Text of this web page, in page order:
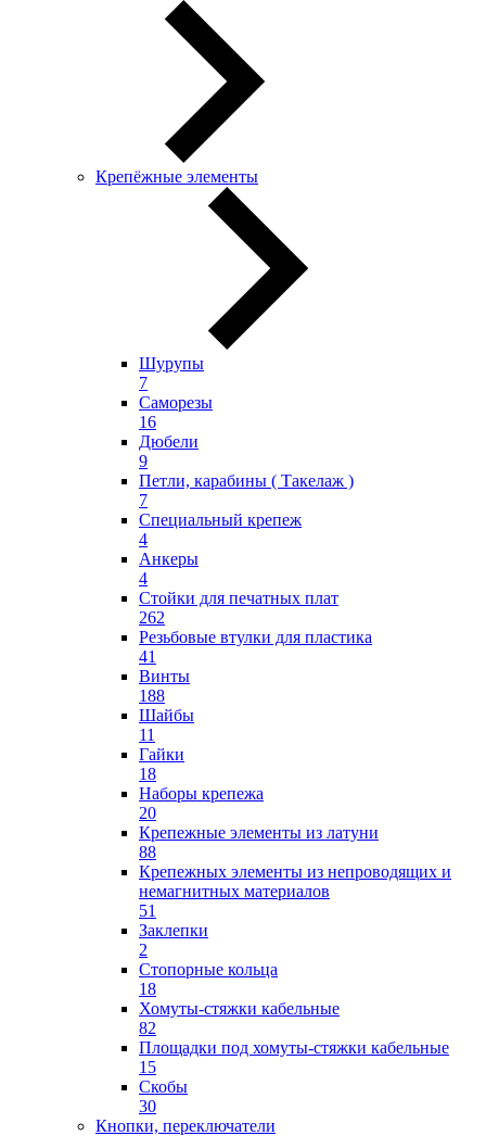
Крепёжные элементы
Шурупы
7
Саморезы
16
Дюбели
9
Петли, карабины ( Такелаж )
7
Специальный крепеж
4
Анкеры
4
Стойки для печатных плат
262
Резьбовые втулки для пластика
41
Винты
188
Шайбы
11
Гайки
18
Наборы крепежа
20
Крепежные элементы из латуни
88
Крепежных элементы из непроводящих и
немагнитных материалов
51
Заклепки
2
Стопорные кольца
18
Хомуты-стяжки кабельные
82
Площадки под хомуты-стяжки кабельные
15
Скобы
30
Кнопки, переключатели